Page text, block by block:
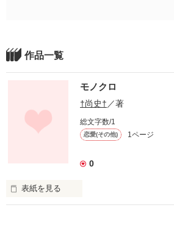
作品一覧
モノクロ
†尚史† ／著
総文字数/1
恋愛(その他) 1ページ
0
表紙を見る